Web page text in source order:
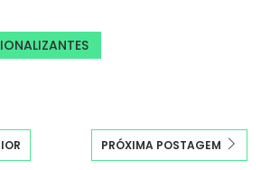
PRÓXIMA POSTAGEM